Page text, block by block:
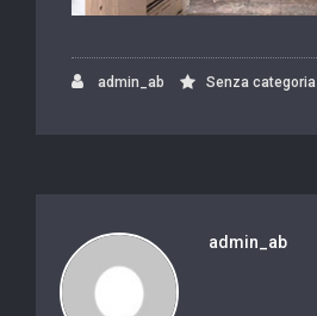
admin_ab Senza categoria
admin_ab